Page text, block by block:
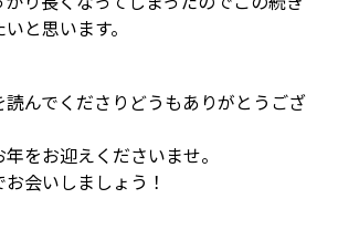
と思います。
んでくださりどうもありがとうござ
をお迎えくださいませ。
会いしましょう！